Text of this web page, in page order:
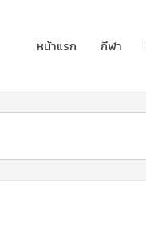
หน้าแรก กีฬา